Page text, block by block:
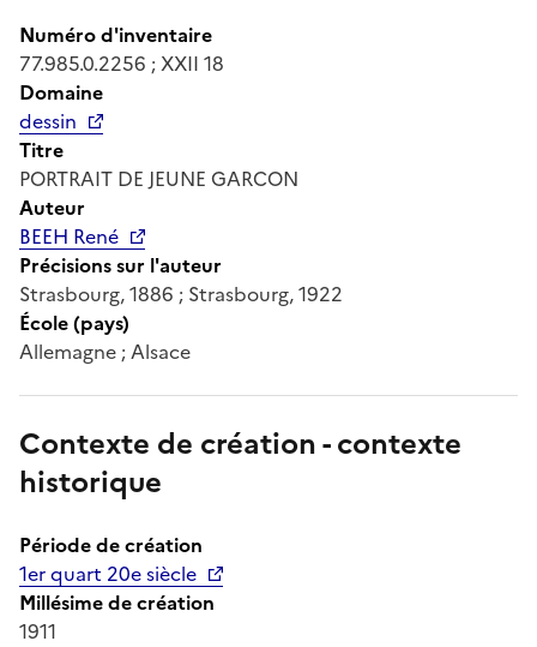
Numéro d'inventaire
77.985.0.2256 ; XXII 18
Domaine
dessin
Titre
PORTRAIT DE JEUNE GARCON
Auteur
BEEH René
Précisions sur l'auteur
Strasbourg, 1886 ; Strasbourg, 1922
École (pays)
Allemagne ; Alsace
Contexte de création - contexte
historique
Période de création
1er quart 20e siècle
Millésime de création
1911